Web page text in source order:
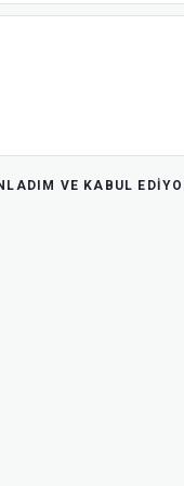
VE KABUL